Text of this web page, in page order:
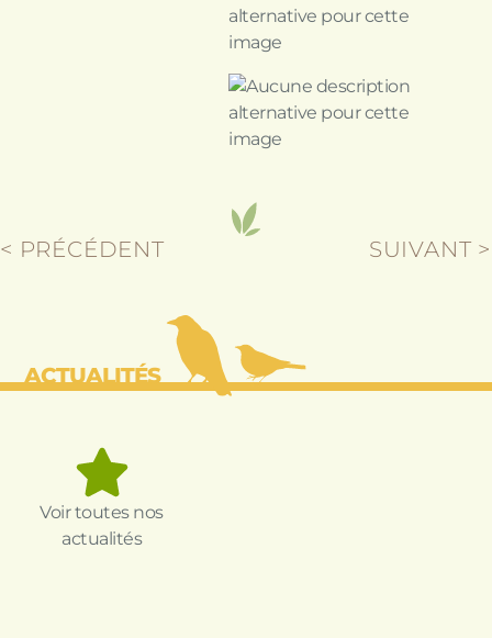
< PRÉCÉDENT SUIVANT >
ACTUALITÉS
Voir toutes nos
actualités